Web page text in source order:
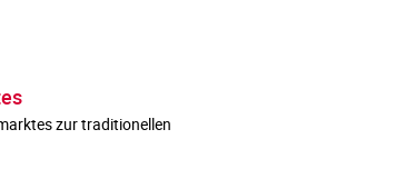
zur traditionellen